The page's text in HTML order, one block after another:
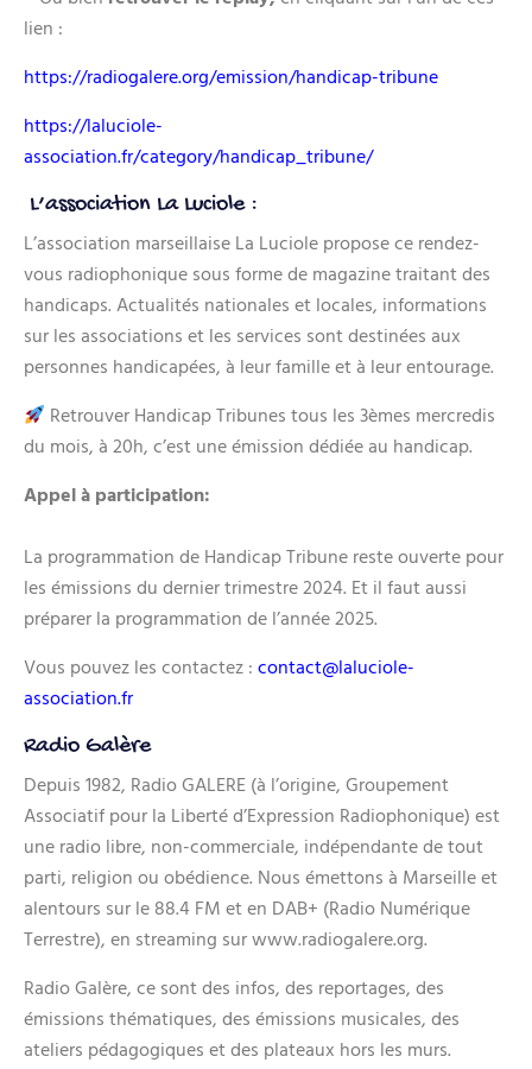
lien :
https://radiogalere.org/emission/handicap-tribune
https://laluciole-
association.fr/category/handicap_tribune/
L’association La Luciole :
L’association marseillaise La Luciole propose ce rendez-
vous radiophonique sous forme de magazine traitant des
handicaps. Actualités nationales et locales, informations
sur les associations et les services sont destinées aux
personnes handicapées, à leur famille et à leur entourage.
Retrouver Handicap Tribunes tous les 3èmes mercredis
du mois, à 20h, c’est une émission dédiée au handicap.
Appel à participation:
La programmation de Handicap Tribune reste ouverte pour
les émissions du dernier trimestre 2024. Et il faut aussi
préparer la programmation de l’année 2025.
Vous pouvez les contactez :contact@laluciole-
association.fr
Radio Galère
Depuis 1982, Radio GALERE (à l’origine, Groupement
Associatif pour la Liberté d’Expression Radiophonique) est
une radio libre, non-commerciale, indépendante de tout
parti, religion ou obédience. Nous émettons à Marseille et
alentours sur le 88.4 FM et en DAB+ (Radio Numérique
Terrestre), en streaming surwww.radiogalere.org.
Radio Galère, ce sont des infos, des reportages, des
émissions thématiques, des émissions musicales, des
ateliers pédagogiques et des plateaux hors les murs.